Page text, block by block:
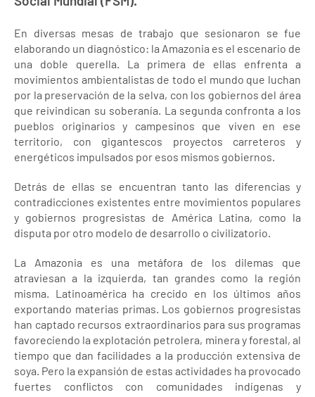
En diversas mesas de trabajo que sesionaron se fue
elaborando un diagnóstico: la Amazonia es el escenario de
una doble querella. La primera de ellas enfrenta a
movimientos ambientalistas de todo el mundo que luchan
por la preservación de la selva, con los gobiernos del área
que reivindican su soberanía. La segunda confronta a los
pueblos originarios y campesinos que viven en ese
territorio, con gigantescos proyectos carreteros y
energéticos impulsados por esos mismos gobiernos.
Detrás de ellas se encuentran tanto las diferencias y
contradicciones existentes entre movimientos populares
y gobiernos progresistas de América Latina, como la
disputa por otro modelo de desarrollo o civilizatorio.
La Amazonia es una metáfora de los dilemas que
atraviesan a la izquierda, tan grandes como la región
misma. Latinoamérica ha crecido en los últimos años
exportando materias primas. Los gobiernos progresistas
han captado recursos extraordinarios para sus programas
favoreciendo la explotación petrolera, minera y forestal, al
tiempo que dan facilidades a la producción extensiva de
soya. Pero la expansión de estas actividades ha provocado
fuertes conflictos con comunidades indígenas y